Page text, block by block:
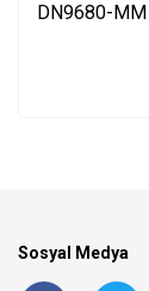
DN9680-
Sosyal Medya